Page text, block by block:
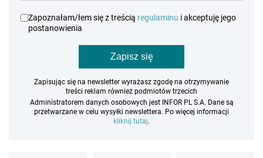
Zapoznałam/łem się z treścią regulaminu i akceptuję jego
postanowienia
Zapisz się
Zapisując się na newsletter wyrażasz zgodę na otrzymywanie
treści reklam również podmiotów trzecich
Administratorem danych osobowych jest INFOR PL S.A. Dane są
przetwarzane w celu wysyłki newslettera. Po więcej informacji
kliknij tutaj.